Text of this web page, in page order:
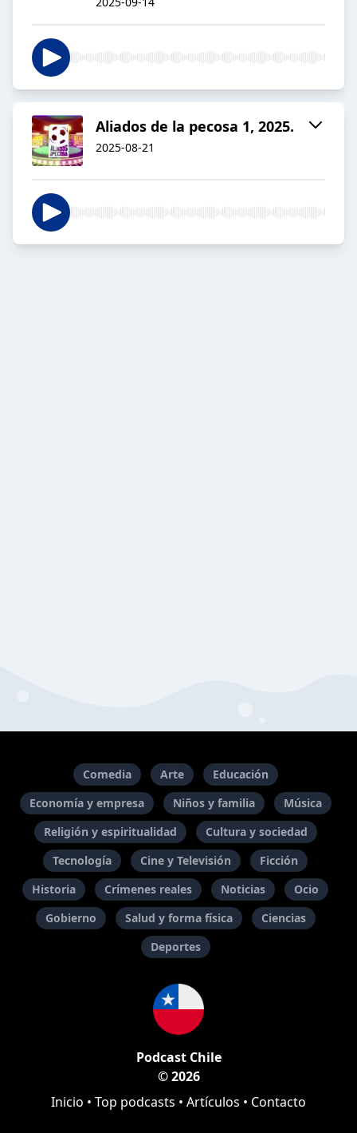
Aliados de la pecosa 1, 2025.
2025-08-21
Comedia Arte
Educación
Economía y empresa
Niños y familia
Música
Religión y espiritualidad
Cultura y sociedad
Tecnología
Cine y Televisión
Ficción
Historia
Crímenes reales Noticias
Ocio
Gobierno
Salud y forma física
Ciencias
Deportes
Podcast Chile
© 2026
Inicio • Top podcasts • Artículos • Contacto